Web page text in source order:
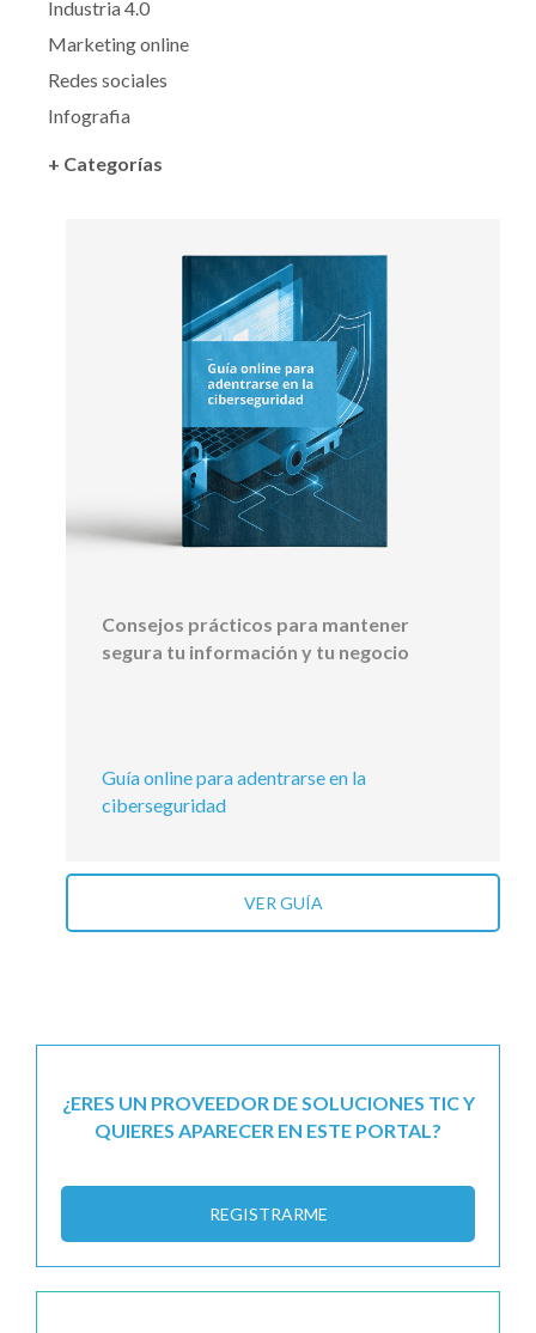
Industria 4.0
Marketing online
Redes sociales
Infografia
+ Categorías
Consejos prácticos para mantener
segura tu información y tu negocio
Guía online para adentrarse en la
ciberseguridad
VER GUÍA
¿ERES UN PROVEEDOR DE SOLUCIONES TIC Y
QUIERES APARECER EN ESTE PORTAL?
REGISTRARME